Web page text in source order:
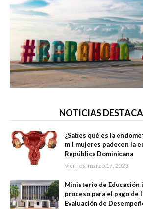
NOTICIAS
¿Sabes qué es la
mil mujeres padecen la
República Dominicana
viernes, marzo 17, 2023
Ministerio de Educación
proceso para el pago de
Evaluación de